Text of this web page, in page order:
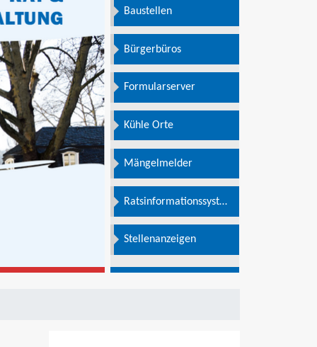
Baustellen
Bürgerbüros
Formularserver
Kühle Orte
Mängelmelder
Ratsinformationssystem
Stellenanzeigen